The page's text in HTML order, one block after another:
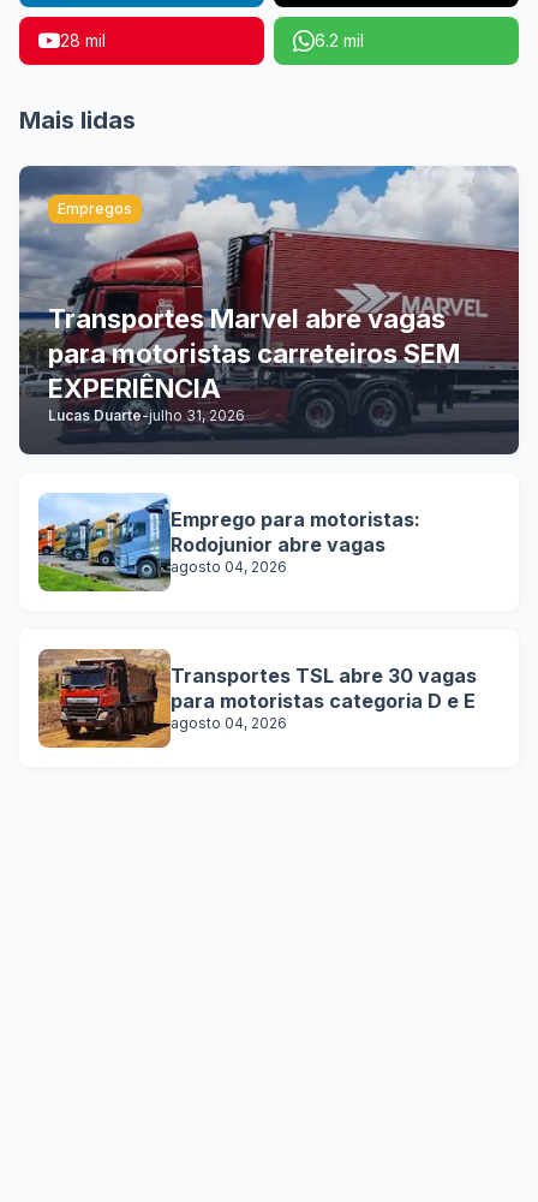
28 mil 6.2 mil
Mais lidas
Empregos
Transportes Marvel abre vagas
para motoristas carreteiros SEM
EXPERIÊNCIA
Lucas Duarte-julho 31, 2026
Emprego para motoristas:
Rodojunior abre vagas
agosto 04, 2026
Transportes TSL abre 30 vagas
para motoristas categoria D e E
agosto 04, 2026